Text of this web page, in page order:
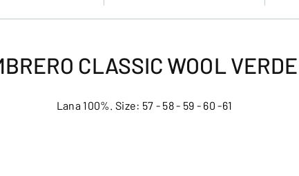
CLASSIC WOOL
Lana 100%. Size: 57 - 58 - 59 - 60 -61